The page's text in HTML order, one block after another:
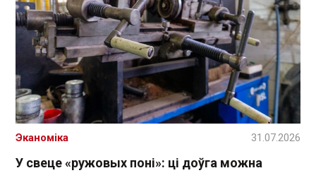
У свеце «ружовых поні»: ці доўга можна
Эканоміка 31.07.2026